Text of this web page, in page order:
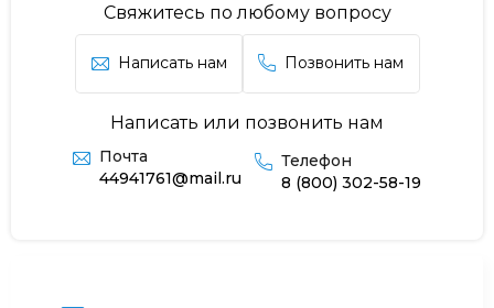
Свяжитесь по любому вопросу
Написать нам Позвонить нам
Написать или позвонить нам
Почта
44941761@mail.ru
Телефон
8 (800) 302-58-19